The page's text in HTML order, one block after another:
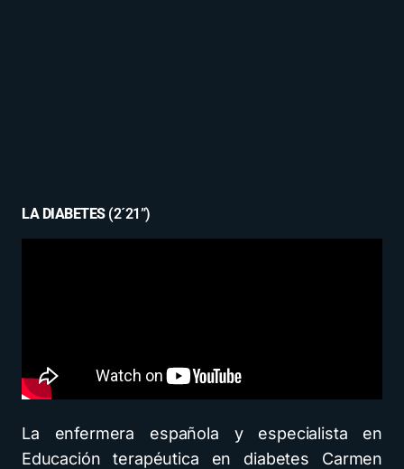
LA DIABETES (2´21”)
La enfermera española y especialista en
Educación terapéutica en diabetes Carmen